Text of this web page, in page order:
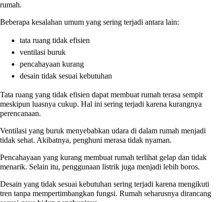
rumah.
Beberapa kesalahan umum yang sering terjadi antara lain:
tata ruang tidak efisien
ventilasi buruk
pencahayaan kurang
desain tidak sesuai kebutuhan
Tata ruang yang tidak efisien dapat membuat rumah terasa sempit
meskipun luasnya cukup. Hal ini sering terjadi karena kurangnya
perencanaan.
Ventilasi yang buruk menyebabkan udara di dalam rumah menjadi
tidak sehat. Akibatnya, penghuni merasa tidak nyaman.
Pencahayaan yang kurang membuat rumah terlihat gelap dan tidak
menarik. Selain itu, penggunaan listrik juga menjadi lebih boros.
Desain yang tidak sesuai kebutuhan sering terjadi karena mengikuti
tren tanpa mempertimbangkan fungsi. Rumah seharusnya dirancang